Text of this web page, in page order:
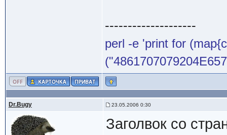
--------------------
perl -e 'print for
Dr.Bugy 23.05.2006 0:30
Заголвок со